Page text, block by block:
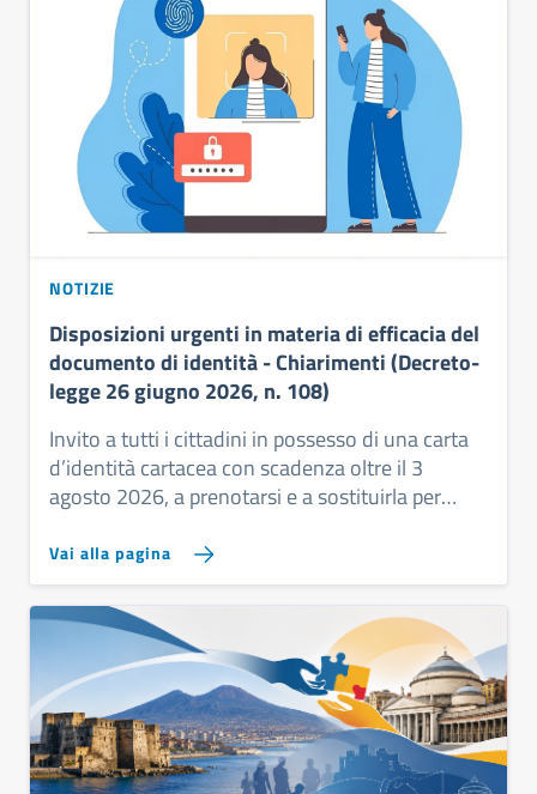
NOTIZIE
Disposizioni urgenti in materia di efficacia del
documento di identità - Chiarimenti (Decreto-
legge 26 giugno 2026, n. 108)
Invito a tutti i cittadini in possesso di una carta
d’identità cartacea con scadenza oltre il 3
agosto 2026, a prenotarsi e a sostituirla per
Vai alla pagina